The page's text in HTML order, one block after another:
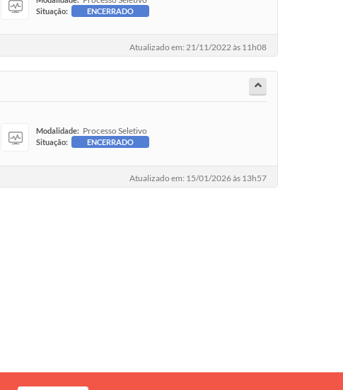
Situação: ENCERRADO
Atualizado em: 21/11/2022 às 11h08
Modalidade: Processo Seletivo
Situação: ENCERRADO
Atualizado em: 15/01/2026 às 13h57